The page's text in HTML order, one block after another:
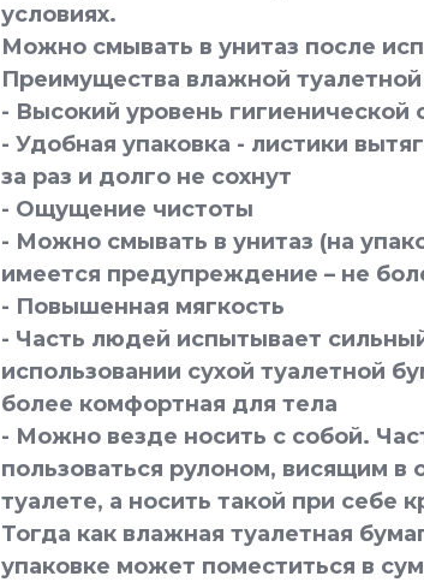
условиях.
Можно смывать в унитаз после
Преимущества влажной
- Высокий уровень гигиенической
- Удобная упаковка - листики
за раз и долго не сохнут
- Ощущение чистоты
- Можно смывать в унитаз (на
имеется предупреждение – не
- Повышенная мягкость
- Часть людей испытывает
использовании сухой туалетной
более комфортная для тела
- Можно везде носить с собой.
пользоваться рулоном, висящим в
туалете, а носить такой при себе
Тогда как влажная туалетная
упаковке может поместиться в